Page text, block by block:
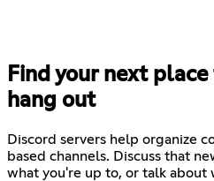
Find your next
hang out
Discord servers help organize
based channels. Discuss that
what you're up to, or talk